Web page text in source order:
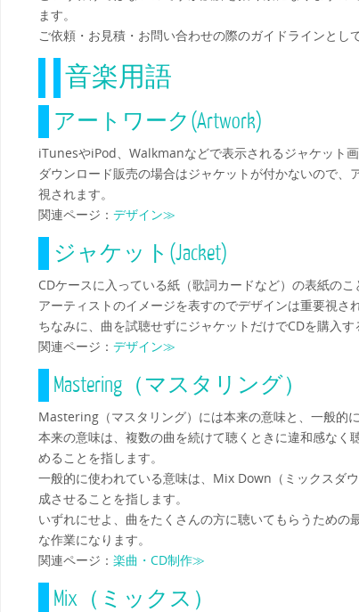
ます。
ご依頼・お見積・お問い合わせの際のガイドラインとし
音楽用語
アートワーク(Artwork)
iTunesやiPod、Walkmanなどで表示されるジャケット画
ダウンロード販売の場合はジャケットが付かないので
視されます。
関連ページ： デザイン≫
ジャケット(Jacket)
CDケースに入っている紙（歌詞カードなど）の表紙のこ
アーティストのイメージを表すのでデザインは重要視され
ちなみに、曲を試聴せずにジャケットだけでCDを購入す
関連ページ： デザイン≫
Mastering（マスタリング）
Mastering（マスタリング）には本来の意味と、一般的
本来の意味は、複数の曲を続けて聴くときに違和感な
めることを指します。
一般的に使われている意味は、Mix Down（ミックスダ
成させることを指します。
いずれにせよ、曲をたくさんの方に聴いてもらうため
な作業になります。
関連ページ： 楽曲・CD制作≫
Mix（ミックス）